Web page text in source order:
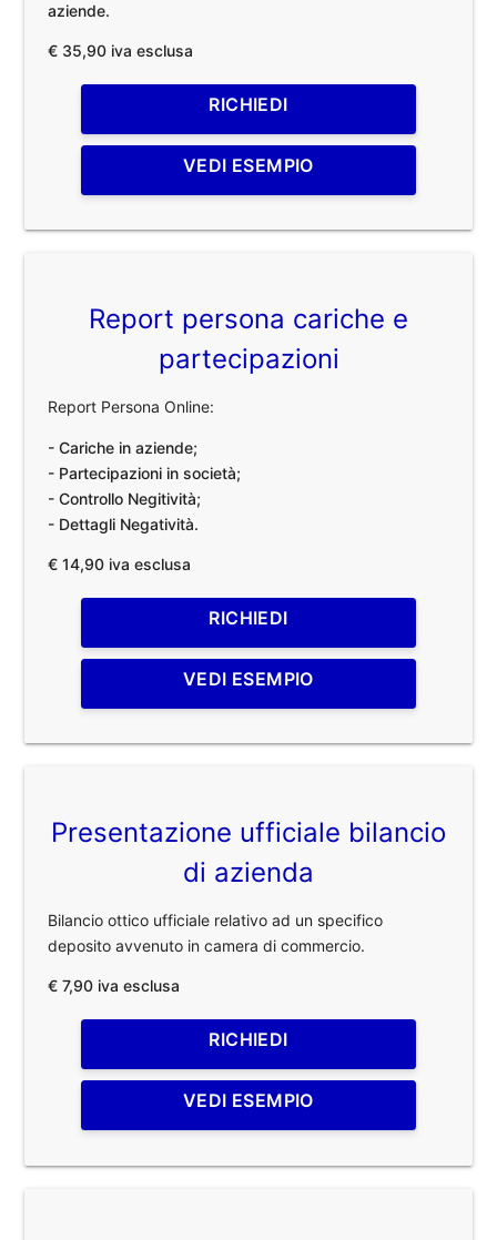
aziende.
€ 35,90 iva esclusa
RICHIEDI
VEDI ESEMPIO
Report persona cariche e
partecipazioni
Report Persona Online:
- Cariche in aziende;
- Partecipazioni in società;
- Controllo Negitività;
- Dettagli Negatività.
€ 14,90 iva esclusa
RICHIEDI
VEDI ESEMPIO
Presentazione ufficiale bilancio
di azienda
Bilancio ottico ufficiale relativo ad un specifico
deposito avvenuto in camera di commercio.
€ 7,90 iva esclusa
RICHIEDI
VEDI ESEMPIO